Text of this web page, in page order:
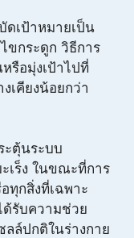
เป้าหมายเป็น
ขกระดูก วิธีการ
รือมุ่งเป้าไปที่
เคียงน้อยกว่า
ะตุ้นระบบ
เร็ง ในขณะที่การ
ทุกสิ่งที่เฉพาะ
ด้รับความช่วย
ลล์ปกติในร่างกาย